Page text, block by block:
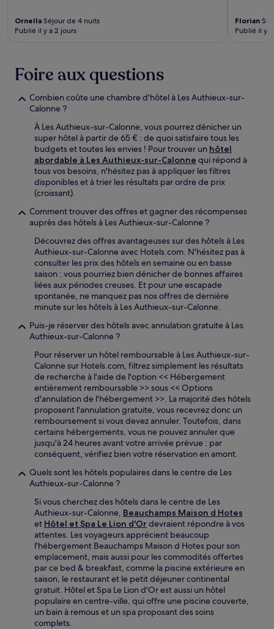
Ornella Séjour de 4 nuits
Publié il y a 2 jours
Florian
Publié il y
Foire aux questions
Combien coûte une chambre d'hôtel à Les Authieux-sur-
Calonne ?
À Les Authieux-sur-Calonne, vous pourrez dénicher un
super hôtel à partir de 65 € : de quoi satisfaire tous les
budgets et toutes les envies ! Pour trouver un hôtel
abordable à Les Authieux-sur-Calonne qui répond à
tous vos besoins, n'hésitez pas à appliquer les filtres
disponibles et à trier les résultats par ordre de prix
(croissant).
Comment trouver des offres et gagner des récompenses
auprès des hôtels à Les Authieux-sur-Calonne ?
Découvrez des offres avantageuses sur des hôtels à Les
Authieux-sur-Calonne avec Hotels.com. N'hésitez pas à
consulter les prix des hôtels en semaine ou en basse
saison : vous pourriez bien dénicher de bonnes affaires
liées aux périodes creuses. Et pour une escapade
spontanée, ne manquez pas nos offres de dernière
minute sur les hôtels à Les Authieux-sur-Calonne.
Puis-je réserver des hôtels avec annulation gratuite à Les
Authieux-sur-Calonne ?
Pour réserver un hôtel remboursable à Les Authieux-sur-
Calonne sur Hotels.com, filtrez simplement les résultats
de recherche à l'aide de l'option << Hébergement
entièrement remboursable >> sous << Options
d'annulation de l'hébergement >>. La majorité des hôtels
proposent l'annulation gratuite, vous recevrez donc un
remboursement si vous devez annuler. Toutefois, dans
certains hébergements, vous ne pouvez annuler que
jusqu'à 24 heures avant votre arrivée prévue : par
conséquent, vérifiez bien votre réservation en amont.
Quels sont les hôtels populaires dans le centre de Les
Authieux-sur-Calonne ?
Si vous cherchez des hôtels dans le centre de Les
Authieux-sur-Calonne, Beauchamps Maison d Hotes
et Hôtel et Spa Le Lion d'Or devraient répondre à vos
attentes. Les voyageurs apprécient beaucoup
l'hébergement Beauchamps Maison d Hotes pour son
emplacement, mais aussi pour les commodités offertes
par ce bed & breakfast, comme la piscine extérieure en
saison, le restaurant et le petit déjeuner continental
gratuit. Hôtel et Spa Le Lion d'Or est aussi un hôtel
populaire en centre-ville, qui offre une piscine couverte,
un bain à remous et un spa proposant des soins
complets.